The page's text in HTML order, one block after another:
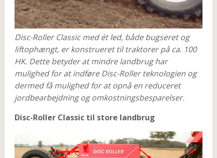
Disc-Roller Classic med ét led, både bugseret og
liftophængt, er konstrueret til traktorer på ca. 100
HK. Dette betyder at mindre landbrug har
mulighed for at indføre Disc-Roller teknologien og
dermed få mulighed for at opnå en reduceret
jordbearbejdning og omkostningsbesparelser.
Disc-Roller Classic til store landbrug